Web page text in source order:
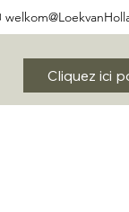
Cliquez ici